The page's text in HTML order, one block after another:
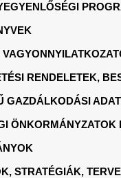
RENDELETEK,
GAZDÁLKODÁSI
ÖNKORMÁNYZATOK
STRATÉGIÁK,